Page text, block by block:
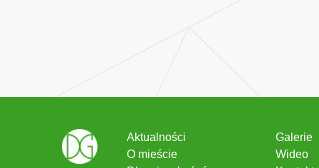
Aktualności
O mieście
Galerie
Wideo